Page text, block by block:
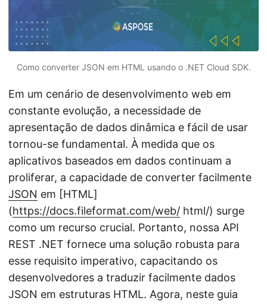
Como converter JSON em HTML usando o .NET Cloud SDK.
Em um cenário de desenvolvimento web em
constante evolução, a necessidade de
apresentação de dados dinâmica e fácil de usar
tornou-se fundamental. À medida que os
aplicativos baseados em dados continuam a
proliferar, a capacidade de converter facilmente
JSON em [HTML]
(https://docs.fileformat.com/web/ html/) surge
como um recurso crucial. Portanto, nossa API
REST .NET fornece uma solução robusta para
esse requisito imperativo, capacitando os
desenvolvedores a traduzir facilmente dados
JSON em estruturas HTML. Agora, neste guia